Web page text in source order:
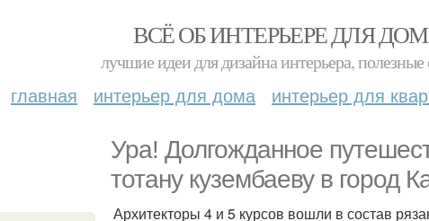
ВСЁ ОБ ИНТЕРЬЕРЕ ДЛЯ
лучшие идеи для дизайна интерьера, полезные
главная интерьер для дома интерьер для
Ура! Долгожданное
тотану кузембаеву в город
Архитекторы 4 и 5 курсов вошли в состав